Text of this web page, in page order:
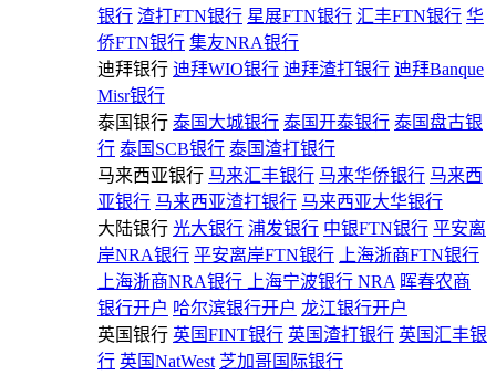
银行 渣打FTN银行 星展FTN银行 汇丰FTN银行 华
侨FTN银行 集友NRA银行
迪拜银行 迪拜WIO银行 迪拜渣打银行 迪拜Banque
Misr银行
泰国银行 泰国大城银行 泰国开泰银行 泰国盘古银
行 泰国SCB银行 泰国渣打银行
马来西亚银行 马来汇丰银行 马来华侨银行 马来西
亚银行 马来西亚渣打银行 马来西亚大华银行
大陆银行 光大银行 浦发银行 中银FTN银行 平安离
岸NRA银行 平安离岸FTN银行
上海浙商FTN银行
上海浙商NRA银行
上海宁波银行 NRA 晖春农商
银行开户 哈尔滨银行开户 龙江银行开户
英国银行 英国FINT银行 英国渣打银行 英国汇丰银
行 英国NatWest 芝加哥国际银行